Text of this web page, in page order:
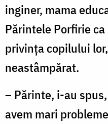
fiul
rebel
inginer, mama
Părintele Porfirie
privinţa copilului
neastâmpărat.
– Părinte, i-au
avem mari